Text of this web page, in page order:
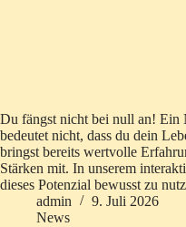
Du fängst nicht bei null an! Ein
bedeutet nicht, dass du dein
bringst bereits wertvolle
Stärken mit. In unserem
dieses Potenzial bewusst zu
admin
9. Juli 2026
News